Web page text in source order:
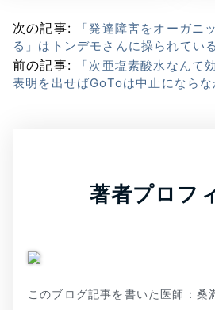
次の記事:
「発達障害をオーガニ
る」はトンデモさんに操られている
前の記事:
「次亜塩素酸水なんて
表明を出せばGoToは中止になら
著者プロフ
このブログ記事を書いた医師：桑